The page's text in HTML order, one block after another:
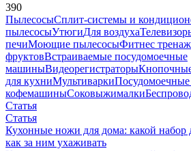
390
ПылесосыСплит-системы и
пылесосыУтюгиДля воздуха
печиМоющие пылесосыФитнес
фруктовВстраиваемые посудомоечные
машиныВидеорегистраторы
для кухниМультиварки
кофемашиныСоковыжималки
Статья
Статья
Кухонные ножи для дома: какой набор
как за ним ухаживать